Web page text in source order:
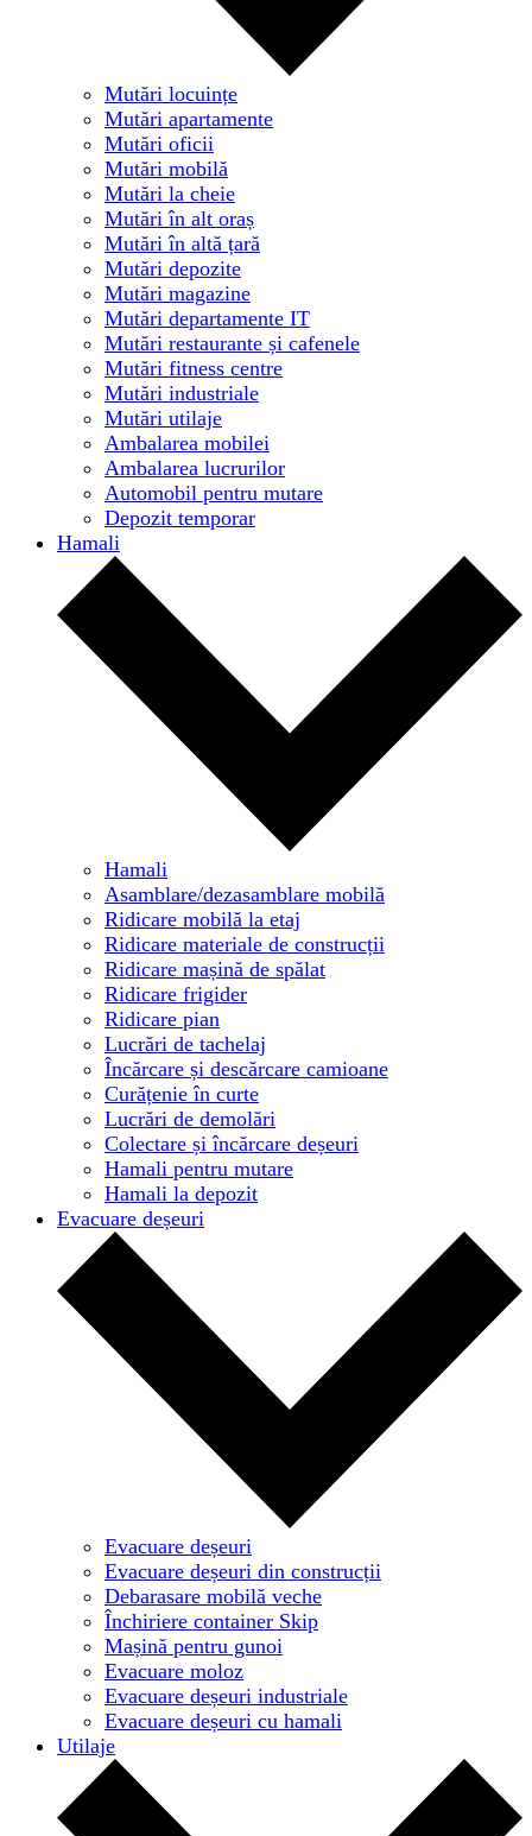
Mutări locuințe
Mutări apartamente
Mutări oficii
Mutări mobilă
Mutări la cheie
Mutări în alt oraș
Mutări în altă țară
Mutări depozite
Mutări magazine
Mutări departamente IT
Mutări restaurante și cafenele
Mutări fitness centre
Mutări industriale
Mutări utilaje
Ambalarea mobilei
Ambalarea lucrurilor
Automobil pentru mutare
Depozit temporar
Hamali
Hamali
Asamblare/dezasamblare mobilă
Ridicare mobilă la etaj
Ridicare materiale de construcții
Ridicare mașină de spălat
Ridicare frigider
Ridicare pian
Lucrări de tachelaj
Încărcare și descărcare camioane
Curățenie în curte
Lucrări de demolări
Colectare și încărcare deșeuri
Hamali pentru mutare
Hamali la depozit
Evacuare deșeuri
Evacuare deșeuri
Evacuare deșeuri din construcții
Debarasare mobilă veche
Închiriere container Skip
Mașină pentru gunoi
Evacuare moloz
Evacuare deșeuri industriale
Evacuare deșeuri cu hamali
Utilaje